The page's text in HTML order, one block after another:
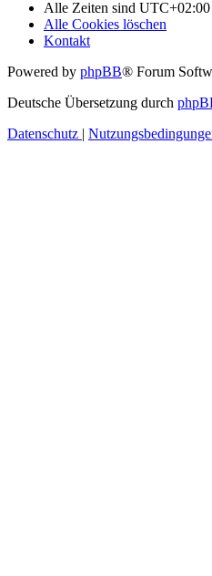
Alle Zeiten sind UTC+02:00
Alle Cookies löschen
Kontakt
Powered by phpBB® Forum
Deutsche Übersetzung durch
Datenschutz |